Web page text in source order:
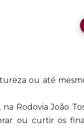
ou até
Rodovia João
ou curtir os